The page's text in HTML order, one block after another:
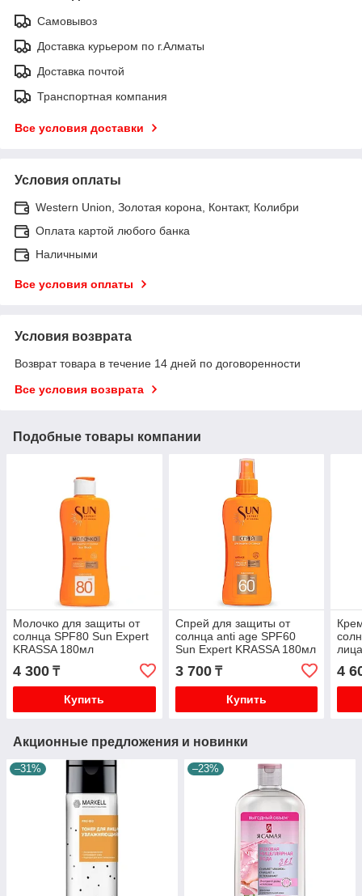
Самовывоз
Доставка курьером по г.Алматы
Доставка почтой
Транспортная компания
Все условия доставки
Условия оплаты
Western Union, Золотая корона, Контакт, Колибри
Оплата картой любого банка
Наличными
Все условия оплаты
Условия возврата
Возврат товара в течение 14 дней по договоренности
Все условия возврата
Подобные товары компании
Молочко для защиты от
солнца SPF80 Sun Expert
KRASSA 180мл
4 300 ₸
Купить
Спрей для защиты от
солнца anti age SPF60
Sun Expert KRASSA 180мл
3 700₸
Купить
4
Акционные предложения и новинки
–31% –23%